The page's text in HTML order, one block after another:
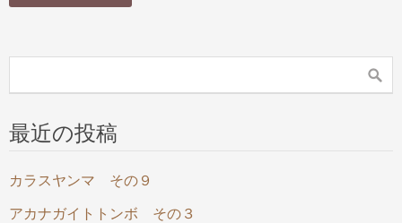
最近の投稿
カラスヤンマ その９
アカナガイトトンボ その３